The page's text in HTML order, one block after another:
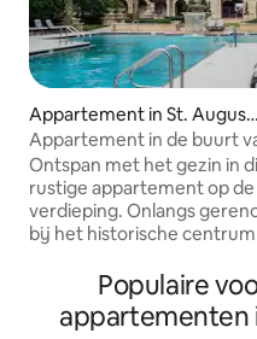
Appartement in St. Augusti
ne
Appartement in de buurt
centrum van St Augustine/
Ontspan met het gezin in
rustige appartement op de
verdieping. Onlangs
bij het historische centrum
Huisdieren zijn welkom. Er
lobbyzwembad en een
complete wellnessruimte
Populaire
appartementen